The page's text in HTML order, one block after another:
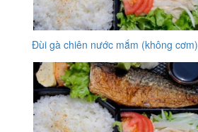
Đùi gà chiên nước mắm (không cơm)